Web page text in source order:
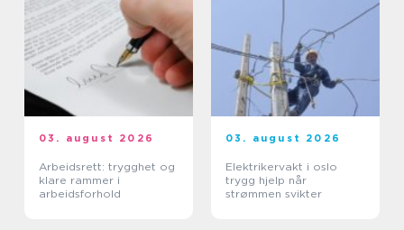
03. august 2026
Arbeidsrett: trygghet og
klare rammer i
arbeidsforhold
03. august 2026
Elektrikervakt i oslo
trygg hjelp når
strømmen svikter